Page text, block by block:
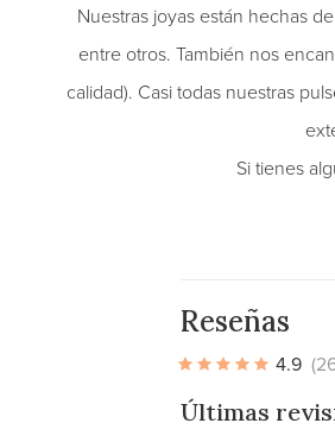
Nuestras joyas están hechas
entre otros. También nos
calidad). Casi todas nuestras
Si tienes
Reseñas
4.9
Últimas